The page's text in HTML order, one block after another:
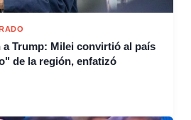
Trump: Milei convirtió al país
de la región, enfatizó